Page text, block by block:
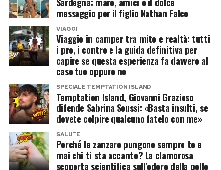
Un messaggio che va oltre il reality
Il percorso di Giovanni e Sabrina si è concluso
davanti alle telecamere, ma lo sfogo dell’ex
fidanzato dimostra come, almeno sul piano
umano, il rispetto possa sopravvivere anche alla
fine di una relazione.
Pur non condividendo le scelte fatte da Sabrina
durante il programma, Giovanni ha scelto di
esporsi per chiedere ai follower di fermare gli
insulti, ricordando che dietro i protagonisti del
importanza ai commenti ricevuti sui social per la
differenza d’età con il compagno.
Quell’esperienza televisiva aveva contribuito ad
aumentare la sua popolarità, ben prima che il
suo nome venisse accostato a
Island.
Il racconto della frequentazione con
Danilo D’Angelo
Secondo quanto riferito dalla stessa Simona
messaggio per il figlio Nathan Falco
VIAGGI
Viaggio in camper tra mito e realtà: tutti
i pro, i contro e la guida definitiva per
capire se questa esperienza fa davvero al
caso tuo oppure no
SPECIALE TEMPTATION ISLAND
Temptation Island, Giovanni Grazioso
difende Sabrina Soussi: «Basta insulti, se
dovete colpire qualcuno fatelo con me»
SALUTE
Perché le zanzare pungono sempre te e
mai chi ti sta accanto? La clamorosa
scoperta scientifica sull’odore della pelle